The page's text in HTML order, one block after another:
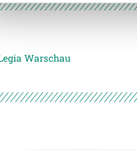
Details, insbesondere zu
Warschau